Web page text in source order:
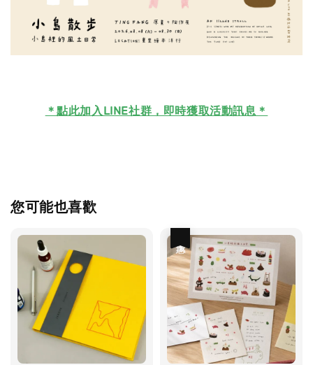
＊點此加入LINE社群，即時獲取活動訊息＊
您可能也喜歡